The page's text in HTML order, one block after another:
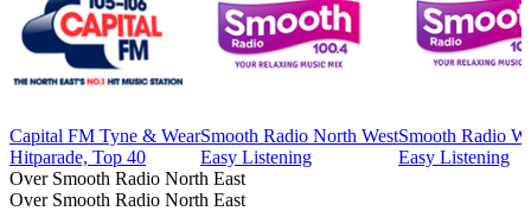
Capital FM Tyne & Wear
Hitparade, Top 40
Smooth Radio North West
Easy Listening
Smooth Radio
Easy Listening
Over Smooth Radio North East
Over Smooth Radio North East